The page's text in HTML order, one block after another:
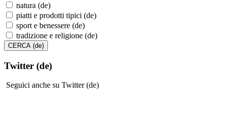
natura (de)
piatti e prodotti tipici (de)
sport e benessere (de)
tradizione e religione (de)
Twitter (de)
Seguici anche su Twitter (de)